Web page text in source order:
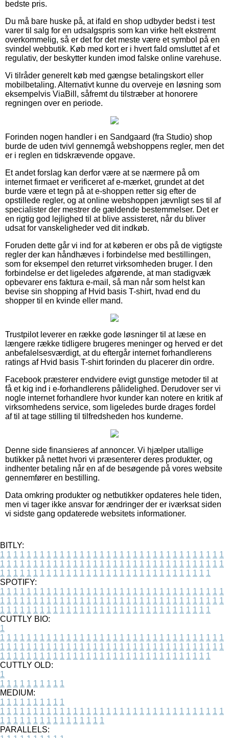
bedste pris.
Du må bare huske på, at ifald en shop udbyder bedst i test
varer til salg for en udsalgspris som kan virke helt ekstremt
overkommelig, så er det for det meste være et symbol på en
svindel webbutik. Køb med kort er i hvert fald omsluttet af et
regulativ, der beskytter kunden imod falske online varehuse.
Vi tilråder generelt køb med gængse betalingskort eller
mobilbetaling. Alternativt kunne du overveje en løsning som
eksempelvis ViaBill, såfremt du tilstræber at honorere
regningen over en periode.
Forinden nogen handler i en Sandgaard (fra Studio) shop
burde de uden tvivl gennemgå webshoppens regler, men det
er i reglen en tidskrævende opgave.
Et andet forslag kan derfor være at se nærmere på om
internet firmaet er verificeret af e-mærket, grundet at det
burde være et tegn på at e-shoppen retter sig efter de
opstillede regler, og at online webshoppen jævnligt ses til af
specialister der mestrer de gældende bestemmelser. Det er
en rigtig god lejlighed til at blive assisteret, når du bliver
udsat for vanskeligheder ved dit indkøb.
Foruden dette går vi ind for at køberen er obs på de vigtigste
regler der kan håndhæves i forbindelse med bestillingen,
som for eksempel den returret virksomheden bruger. I den
forbindelse er det ligeledes afgørende, at man stadigvæk
opbevarer ens faktura e-mail, så man når som helst kan
bevise sin shopping af Hvid basis T-shirt, hvad end du
shopper til en kvinde eller mand.
Trustpilot leverer en række gode løsninger til at læse en
længere række tidligere brugeres meninger og herved er det
anbefalelsesværdigt, at du eftergår internet forhandlerens
ratings af Hvid basis T-shirt forinden du placerer din ordre.
Facebook præsterer endvidere evigt gunstige metoder til at
få et kig ind i e-forhandlerens pålidelighed. Derudover ser vi
nogle internet forhandlere hvor kunder kan notere en kritik af
virksomhedens service, som ligeledes burde drages fordel
af til at tage stilling til tilfredsheden hos kunderne.
Denne side finansieres af annoncer. Vi hjælper utallige
butikker på nettet hvori vi præsenterer deres produkter, og
indhenter betaling når en af de besøgende på vores website
gennemfører en bestilling.
Data omkring produkter og netbutikker opdateres hele tiden,
men vi tager ikke ansvar for ændringer der er iværksat siden
vi sidste gang opdaterede websitets informationer.
BITLY:
1 1 1 1 1 1 1 1 1 1 1 1 1 1 1 1 1 1 1 1 1 1 1 1 1 1 1 1 1 1 1 1 1 1
1 1 1 1 1 1 1 1 1 1 1 1 1 1 1 1 1 1 1 1 1 1 1 1 1 1 1 1 1 1 1 1 1 1
1 1 1 1 1 1 1 1 1 1 1 1 1 1 1 1 1 1 1 1 1 1 1 1 1 1 1 1 1 1 1 1
SPOTIFY:
1 1 1 1 1 1 1 1 1 1 1 1 1 1 1 1 1 1 1 1 1 1 1 1 1 1 1 1 1 1 1 1 1 1
1 1 1 1 1 1 1 1 1 1 1 1 1 1 1 1 1 1 1 1 1 1 1 1 1 1 1 1 1 1 1 1 1 1
1 1 1 1 1 1 1 1 1 1 1 1 1 1 1 1 1 1 1 1 1 1 1 1 1 1 1 1 1 1 1 1
CUTTLY BIO:
1
1 1 1 1 1 1 1 1 1 1 1 1 1 1 1 1 1 1 1 1 1 1 1 1 1 1 1 1 1 1 1 1 1 1
1 1 1 1 1 1 1 1 1 1 1 1 1 1 1 1 1 1 1 1 1 1 1 1 1 1 1 1 1 1 1 1 1 1
1 1 1 1 1 1 1 1 1 1 1 1 1 1 1 1 1 1 1 1 1 1 1 1 1 1 1 1 1 1 1 1
CUTTLY OLD:
1
1 1 1 1 1 1 1 1 1 1
MEDIUM:
1 1 1 1 1 1 1 1 1 1
1 1 1 1 1 1 1 1 1 1 1 1 1 1 1 1 1 1 1 1 1 1 1 1 1 1 1 1 1 1 1 1 1 1
1 1 1 1 1 1 1 1 1 1 1 1 1 1 1 1
PARALLELS: